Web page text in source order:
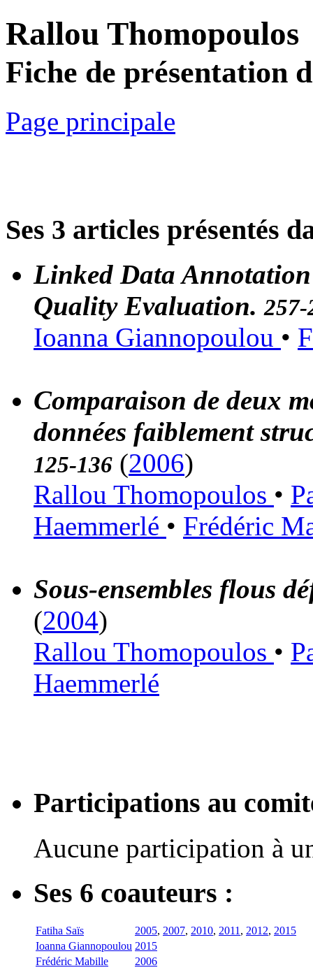
Rallou Thomopoulos
Fiche de présentation
Page principale
Ses 3 articles présentés
Linked Data
Quality Evaluation.257-
Ioanna Giannopoulou •
Comparaison de deux
données faiblement
125-136 (2006)
Rallou Thomopoulos •
Haemmerlé • Frédéric
Sous-ensembles flous
(2004)
Rallou Thomopoulos •
Haemmerlé
Participations au
Aucune participation à
Ses 6 coauteurs :
Fatiha Saïs 2005, 2007, 2010, 2011 , 2012, 2015
Ioanna Giannopoulou 2015
Frédéric Mabille
2006